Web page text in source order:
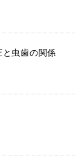
虫歯の関係